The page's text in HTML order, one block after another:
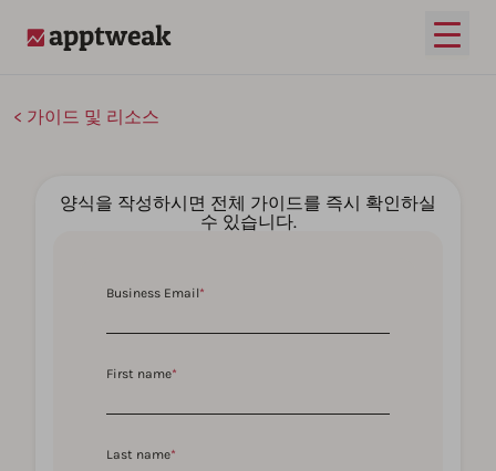
메인
가이드 및 리소스
양식을 작성하시면 전체 가이드를 즉시 확인하실
수 있습니다.
Business Email*
First name*
Last name*